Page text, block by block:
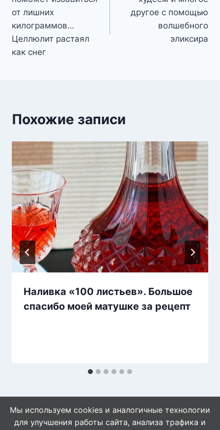
записям
от лишних
килограммов…
Целлюлит растаял
как снег
другое с помощью
волшебного
эликсира
Похожие записи
Наливка «100 листьев». Большое
спасибо моей матушке за рецепт
Мы используем cookies и аналогичные технологии
для улучшения работы сайта, анализа трафика и